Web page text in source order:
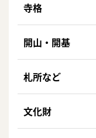
寺格
開山・開基
札所など
文化財